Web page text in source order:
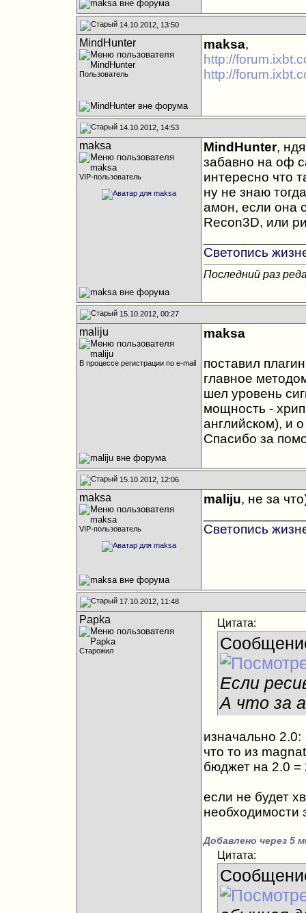
14.10.2012, 13:50
MindHunter
Пользователь
maksa,
http://
http://
14.10.2012, 14:53
maksa
VIP-пользователь
MindHunter,
забавно на оф
интересно что
ну не знаю
амон, если она
Recon3D, или
Светопись
Последний раз
15.10.2012, 00:27
maliju
В процессе регистрации по e-mail
maksa
поставил
главное
шел уровень
мощность -
английском), и
Спасибо за
15.10.2012, 12:06
maksa
VIP-пользователь
maliju, не за
Светопись
17.10.2012, 11:48
Papka
Старожил
Цитата:
Если
А что за
изначально 2.0:
что то из
бюджет на 2.0 =
если не будет
необходимости
Добавлено через 5
Цитата: